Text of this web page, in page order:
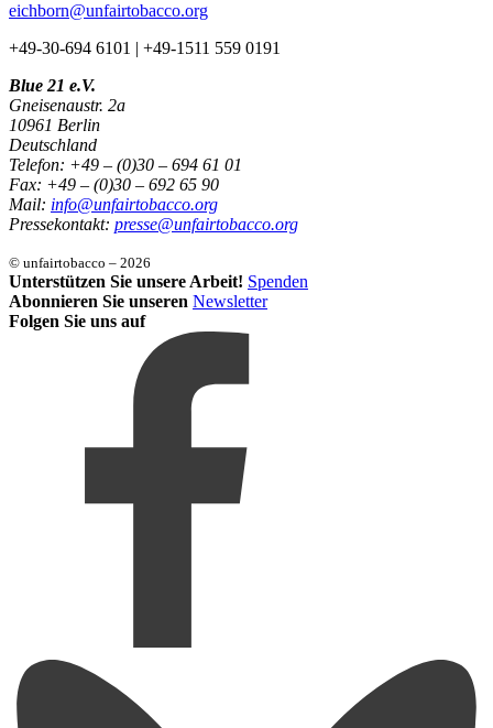
eichborn@unfairtobacco.org
+49-30-694 6101 | +49-1511 559 0191
Blue 21 e.V.
Gneisenaustr. 2a
10961 Berlin
Deutschland
Telefon: +49 – (0)30 – 694 61 01
Fax: +49 – (0)30 – 692 65 90
Mail: info@unfairtobacco.org
Pressekontakt: presse@unfairtobacco.org
© unfairtobacco – 2026
Unterstützen Sie unsere Arbeit! Spenden
Abonnieren Sie unseren Newsletter
Folgen Sie uns auf